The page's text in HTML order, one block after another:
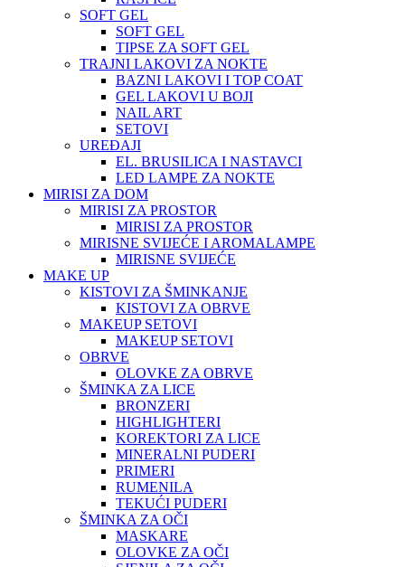
SOFT GEL
SOFT GEL
TIPSE ZA SOFT GEL
TRAJNI LAKOVI ZA NOKTE
BAZNI LAKOVI I TOP COAT
GEL LAKOVI U BOJI
NAIL ART
SETOVI
UREĐAJI
EL. BRUSILICA I NASTAVCI
LED LAMPE ZA NOKTE
MIRISI ZA DOM
MIRISI ZA PROSTOR
MIRISI ZA PROSTOR
MIRISNE SVIJEĆE I AROMALAMPE
MIRISNE SVIJEĆE
MAKE UP
KISTOVI ZA ŠMINKANJE
KISTOVI ZA OBRVE
MAKEUP SETOVI
MAKEUP SETOVI
OBRVE
OLOVKE ZA OBRVE
ŠMINKA ZA LICE
BRONZERI
HIGHLIGHTERI
KOREKTORI ZA LICE
MINERALNI PUDERI
PRIMERI
RUMENILA
TEKUĆI PUDERI
ŠMINKA ZA OČI
MASKARE
OLOVKE ZA OČI